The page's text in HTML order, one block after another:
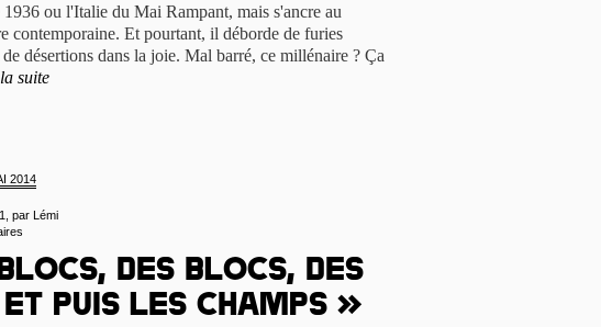
ou l'Italie du Mai Rampant, mais s'ancre au
contemporaine. Et pourtant, il déborde de furies
désertions dans la joie. Mal barré, ce millénaire ? Ça
suite
2014
par Lémi
des blocs, des
puis les champs »